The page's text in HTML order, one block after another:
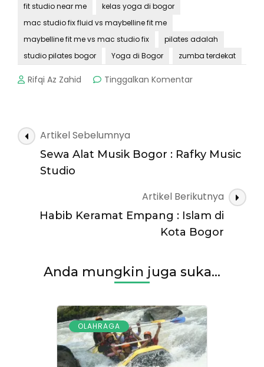
fit studio near me
kelas yoga di bogor
mac studio fix fluid vs maybelline fit me
maybelline fit me vs mac studio fix
pilates adalah
studio pilates bogor
Yoga di Bogor zumba terdekat
Rifqi Az Zahid Tinggalkan Komentarpada
Daftar
Me
Studio
Bogor
Navigasi
Artikel
Artikel Sebelumnya
Sewa Alat Musik Bogor : Rafky Music
Studio
Artikel Berikutnya
Habib Keramat Empang : Islam di
Kota Bogor
Anda mungkin juga suka...
OLAHRAGA